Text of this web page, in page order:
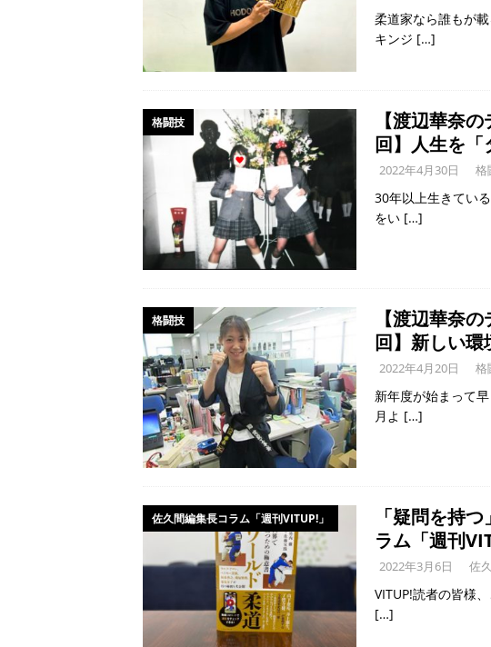
柔道家なら誰もが
キンジ […]
格闘技
【渡辺華奈
回】人生を「
2022年4月30日 格
30年以上生きてい
をい […]
格闘技
【渡辺華奈
回】新しい環
2022年4月20日 格
新年度が始まって
月よ […]
佐久間編集長コラム「週刊VITUP!」
「疑問を持
ラム「週刊
2022年3月6日 佐
VITUP!読者の皆様
[…]